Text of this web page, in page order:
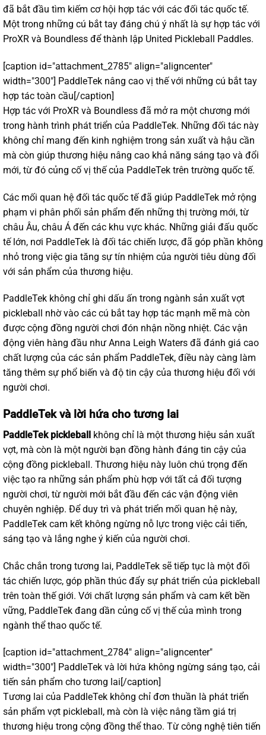
đã bắt đầu tìm kiếm cơ hội hợp tác với các đối tác quốc tế.
Một trong những cú bắt tay đáng chú ý nhất là sự hợp tác với
ProXR và Boundless để thành lập United Pickleball Paddles.
[caption id="attachment_2785" align="aligncenter"
width="300"] PaddleTek nâng cao vị thế với những cú bắt tay
hợp tác toàn cầu[/caption]
Hợp tác với ProXR và Boundless đã mở ra một chương mới
trong hành trình phát triển của PaddleTek. Những đối tác này
không chỉ mang đến kinh nghiệm trong sản xuất và hậu cần
mà còn giúp thương hiệu nâng cao khả năng sáng tạo và đổi
mới, từ đó củng cố vị thế của PaddleTek trên trường quốc tế.
Các mối quan hệ đối tác quốc tế đã giúp PaddleTek mở rộng
phạm vi phân phối sản phẩm đến những thị trường mới, từ
châu Âu, châu Á đến các khu vực khác. Những giải đấu quốc
tế lớn, nơi PaddleTek là đối tác chiến lược, đã góp phần không
nhỏ trong việc gia tăng sự tín nhiệm của người tiêu dùng đối
với sản phẩm của thương hiệu.
PaddleTek không chỉ ghi dấu ấn trong ngành sản xuất vợt
pickleball nhờ vào các cú bắt tay hợp tác mạnh mẽ mà còn
được cộng đồng người chơi đón nhận nồng nhiệt. Các vận
động viên hàng đầu như Anna Leigh Waters đã đánh giá cao
chất lượng của các sản phẩm PaddleTek, điều này càng làm
tăng thêm sự phổ biến và độ tin cậy của thương hiệu đối với
người chơi.
PaddleTek và lời hứa cho tương lai
PaddleTek pickleball không chỉ là một thương hiệu sản xuất
vợt, mà còn là một người bạn đồng hành đáng tin cậy của
cộng đồng pickleball. Thương hiệu này luôn chú trọng đến
việc tạo ra những sản phẩm phù hợp với tất cả đối tượng
người chơi, từ người mới bắt đầu đến các vận động viên
chuyên nghiệp. Để duy trì và phát triển mối quan hệ này,
PaddleTek cam kết không ngừng nỗ lực trong việc cải tiến,
sáng tạo và lắng nghe ý kiến của người chơi.
Chắc chắn trong tương lai, PaddleTek sẽ tiếp tục là một đối
tác chiến lược, góp phần thúc đẩy sự phát triển của pickleball
trên toàn thế giới. Với chất lượng sản phẩm và cam kết bền
vững, PaddleTek đang dần củng cố vị thế của mình trong
ngành thể thao quốc tế.
[caption id="attachment_2784" align="aligncenter"
width="300"] PaddleTek và lời hứa không ngừng sáng tạo, cải
tiến sản phẩm cho tương lai[/caption]
Tương lai của PaddleTek không chỉ đơn thuần là phát triển
sản phẩm vợt pickleball, mà còn là việc nâng tầm giá trị
thương hiệu trong cộng đồng thể thao. Từ công nghệ tiên tiến